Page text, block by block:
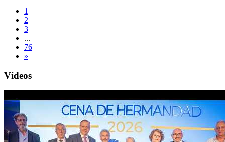
1
2
3
...
76
»
Vídeos